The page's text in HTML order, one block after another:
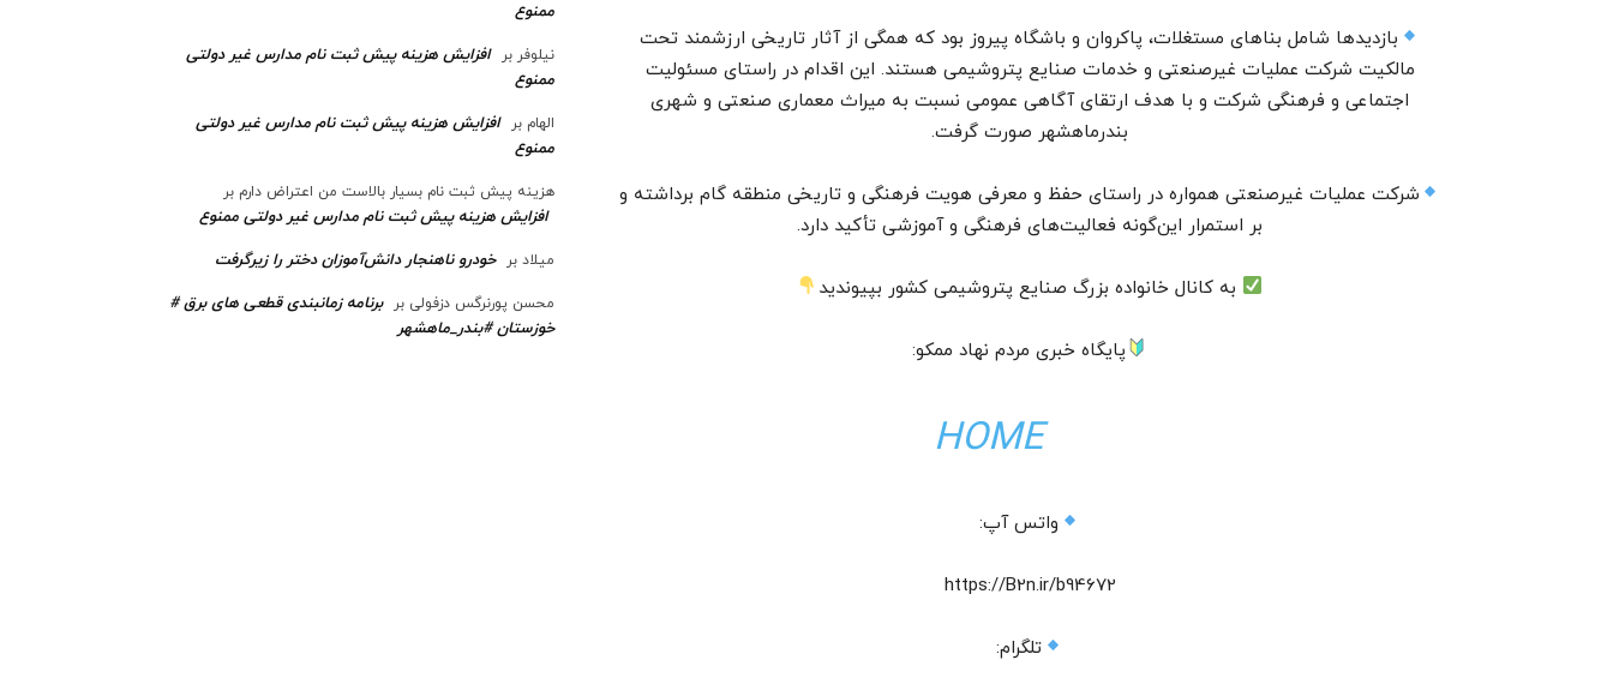
بازدیدها شامل بناهای مستغلات، پاکروان و باشگاه پیروز بود که همگی از آثار تاریخی ارزشمند تحت
مالکیت شرکت عملیات غیرصنعتی و خدمات صنایع پتروشیمی هستند. این اقدام در راستای مسئولیت
اجتماعی و فرهنگی شرکت و با هدف ارتقای آگاهی عمومی نسبت به میراث معماری صنعتی و شهری
بندرماهشهر صورت گرفت.
شرکت عملیات غیرصنعتی همواره در راستای حفظ و معرفی هویت فرهنگی و تاریخی منطقه گام برداشته و
بر استمرار این‌گونه فعالیت‌های فرهنگی و آموزشی تأکید دارد.
به کانال خانواده بزرگ صنایع پتروشیمی کشور بپیوندید
پایگاه خبری مردم نهاد ممکو:
HOME
واتس آپ:
https://B2n.ir/b94672
تلگرام:
ممنوع
نیلوفر بر
افزایش هزینه پیش ثبت نام مدارس غیر دولتی
ممنوع
الهام بر
افزایش هزینه پیش ثبت نام مدارس غیر دولتی
ممنوع
هزینه پیش ثبت نام بسیار بالاست من اعتراض دارم بر
افزایش هزینه پیش ثبت نام مدارس غیر دولتی ممنوع
میلاد بر خودرو ناهنجار دانش‌آموزان دختر را زیرگرفت
محسن پورنرگس دزفولی بر
برنامه زمانبندی قطعی های برق #
خوزستان #بندر_ماهشهر